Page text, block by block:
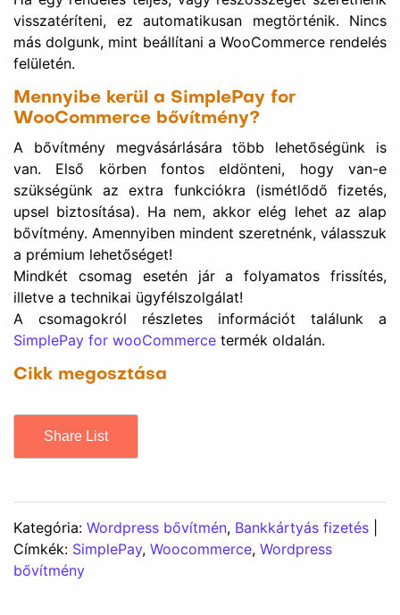
bővítmény. Amennyiben mindent szeretnénk, válasszuk
a prémium lehetőséget!
Mindkét csomag esetén jár a folyamatos frissítés,
illetve a technikai ügyfélszolgálat!
A csomagokról részletes információt találunk a
SimplePay for wooCommercetermék oldalán.
Cikk megosztása
Share List
Kategória:Wordpress bővítmén,Bankkártyás fizetés
Címkék:SimplePay ,Woocommerce,Wordpress
bővítmény
Szerző: